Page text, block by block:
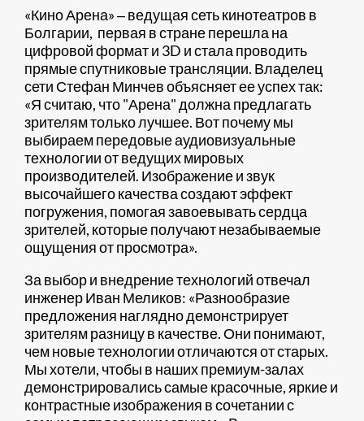
«Кино Арена» ‒ ведущая сеть кинотеатров в
Болгарии, первая в стране перешла на
цифровой формат и 3D и стала проводить
прямые спутниковые трансляции. Владелец
сети Стефан Минчев объясняет ее успех так:
«Я считаю, что "Арена" должна предлагать
зрителям только лучшее. Вот почему мы
выбираем передовые аудиовизуальные
технологии от ведущих мировых
производителей. Изображение и звук
высочайшего качества создают эффект
погружения, помогая завоевывать сердца
зрителей, которые получают незабываемые
ощущения от просмотра».
За выбор и внедрение технологий отвечал
инженер Иван Меликов: «Разнообразие
предложения наглядно демонстрирует
зрителям разницу в качестве. Они понимают,
чем новые технологии отличаются от старых.
Мы хотели, чтобы в наших премиум-залах
демонстрировались самые красочные, яркие и
контрастные изображения в сочетании с